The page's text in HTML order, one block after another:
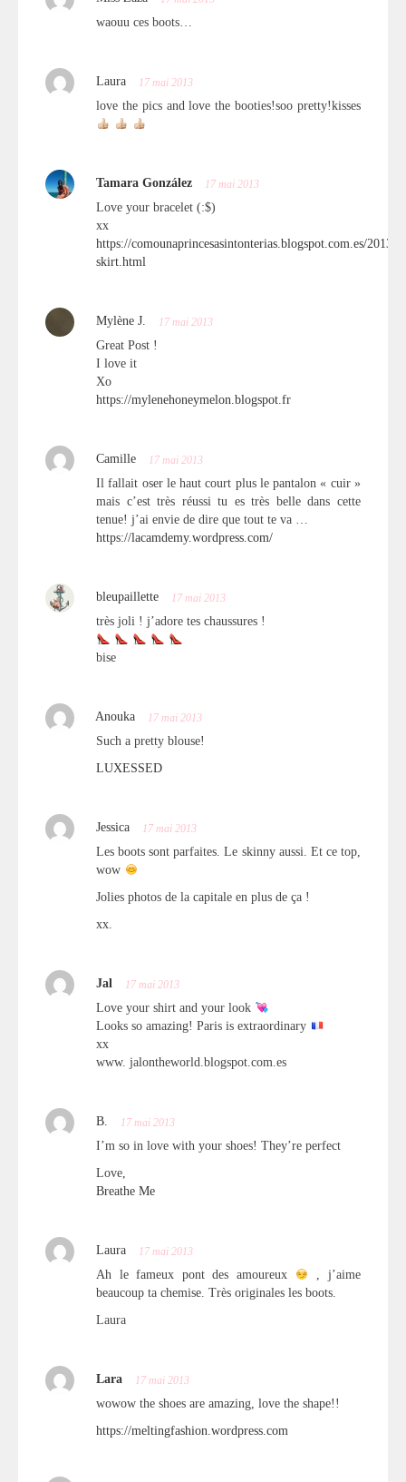
waouu ces boots…
Laura 17 mai 2013
love the pics and love the booties!soo pretty!kisses
Tamara González 17 mai 2013
Love your bracelet (:$)
xx
https://comounaprincesasintonterias.blogspot.com.es/2013/
skirt.html
Mylène J. 17 mai 2013
Great Post !
I love it
Xo
https://mylenehoneymelon.blogspot.fr
Camille 17 mai 2013
Il fallait oser le haut court plus le pantalon « cuir »
mais c’est très réussi tu es très belle dans cette
tenue! j’ai envie de dire que tout te va …
https://lacamdemy.wordpress.com/
bleupaillette 17 mai 2013
très joli ! j’adore tes chaussures !
bise
Anouka 17 mai 2013
Such a pretty blouse!
LUXESSED
Jessica 17 mai 2013
Les boots sont parfaites. Le skinny aussi. Et ce top,
wow
Jolies photos de la capitale en plus de ça !
xx.
Jal 17 mai 2013
Love your shirt and your look
Looks so amazing! Paris is extraordinary
xx
www. jalontheworld.blogspot.com.es
B. 17 mai 2013
I’m so in love with your shoes! They’re perfect
Love,
Breathe Me
Laura 17 mai 2013
Ah le fameux pont des amoureux
, j’aime
beaucoup ta chemise. Très originales les boots.
Laura
Lara 17 mai 2013
wowow the shoes are amazing, love the shape!!
https://meltingfashion.wordpress.com